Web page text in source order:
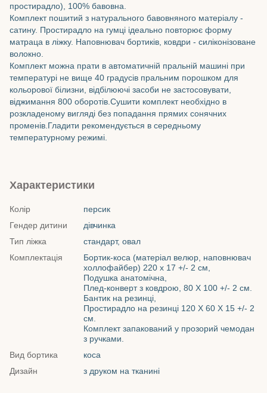
простирадло), 100% бавовна.
Комплект пошитий з натурального бавовняного матеріалу -
сатину. Простирадло на гумці ідеально повторює форму
матраца в ліжку. Наповнювач бортиків, ковдри - силіконізоване
волокно.
Комплект можна прати в автоматичній пральній машині при
температурі не вище 40 градусів пральним порошком для
кольорової білизни, відбілюючі засоби не застосовувати,
віджимання 800 оборотів.Сушити комплект необхідно в
розкладеному вигляді без попадання прямих сонячних
променів.Гладити рекомендується в середньому
температурному режимі.
Характеристики
Колір
персик
Гендер дитини
дівчинка
Тип ліжка
стандарт, овал
Комплектація
Бортик-коса (матеріал велюр, наповнювач
холлофайбер) 220 х 17 +/- 2 см,
Подушка анатомічна,
Плед-конверт з ковдрою, 80 Х 100 +/- 2 см.
Бантик на резинці,
Простирадло на резинці 120 Х 60 Х 15 +/- 2
см.
Комплект запакований у прозорий чемодан
з ручками.
Вид бортика
коса
Дизайн
з друком на тканині